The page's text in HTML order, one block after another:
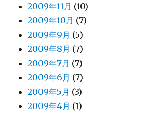
2009年11月 (10)
2009年10月 (7)
2009年9月 (5)
2009年8月 (7)
2009年7月 (7)
2009年6月 (7)
2009年5月 (3)
2009年4月 (1)